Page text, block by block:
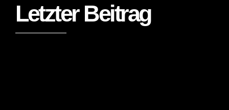
Letzter Beitrag